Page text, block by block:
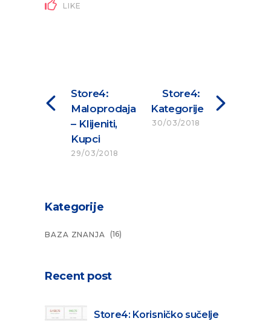
LIKE
Store4:
Maloprodaja
– Klijeniti,
Kupci
29/03/2018
Store4:
Kategorije
30/03/2018
Kategorije
BAZA ZNANJA (16)
Recent post
Store4: Korisničko sučelje